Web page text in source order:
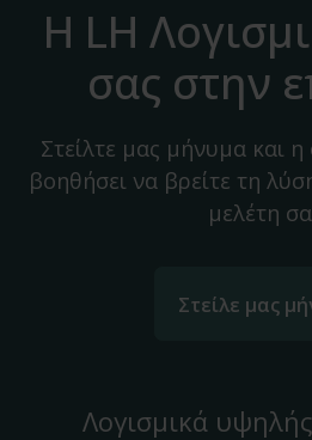
Η LH
σας στην
Στείλτε μας μήνυμα και
βοηθήσει να βρείτε τη
μελέτη
Στείλε μας
Λογισμικά